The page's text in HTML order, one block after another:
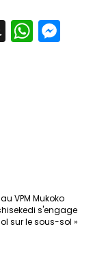
S W
VPM Mukoko
s'engage
sur le sous-sol »